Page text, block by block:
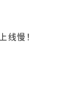
线慢！